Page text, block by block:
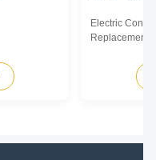
Electric
Replacement
HP Voltage
YDK140-